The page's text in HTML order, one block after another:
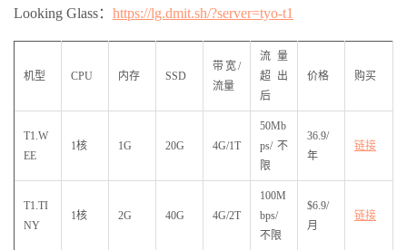
Looking Glass： https://lg.dmit.sh/?server=tyo-t1
机型 CPU 内存 SSD
带宽/
流量
流量
超出
后
价格 购买
T1.W
EE
1核 1G 20G 4G/1T
50Mb
ps/不
限
36.9/
年
链接
T1.TI
NY
1核 2G 40G 4G/2T
100M
bps/
不限
$6.9/
月
链接